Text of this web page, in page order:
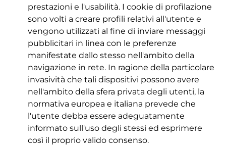
prestazioni e l'usabilità. I cookie di profilazione
sono volti a creare profili relativi all'utente e
vengono utilizzati al fine di inviare messaggi
pubblicitari in linea con le preferenze
manifestate dallo stesso nell'ambito della
navigazione in rete. In ragione della particolare
invasività che tali dispositivi possono avere
nell'ambito della sfera privata degli utenti, la
normativa europea e italiana prevede che
l'utente debba essere adeguatamente
informato sull'uso degli stessi ed esprimere
così il proprio valido consenso.